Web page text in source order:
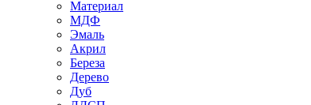
Материал
МДФ
Эмаль
Акрил
Береза
Дерево
Дуб